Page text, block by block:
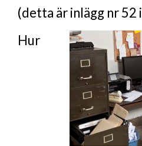
(detta är inlägg nr 52 i
Hur